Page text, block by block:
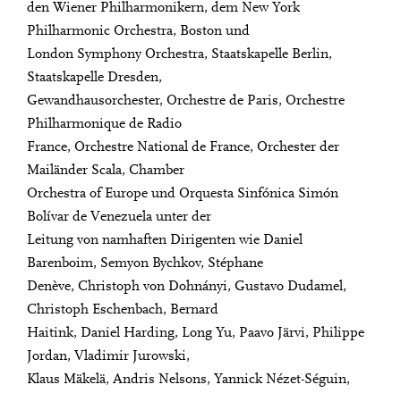
den Wiener Philharmonikern, dem New York
Philharmonic Orchestra, Boston und
London Symphony Orchestra, Staatskapelle Berlin,
Staatskapelle Dresden,
Gewandhausorchester, Orchestre de Paris, Orchestre
Philharmonique de Radio
France, Orchestre National de France, Orchester der
Mailänder Scala, Chamber
Orchestra of Europe und Orquesta Sinfónica Simón
Bolívar de Venezuela unter der
Leitung von namhaften Dirigenten wie Daniel
Barenboim, Semyon Bychkov, Stéphane
Denève, Christoph von Dohnányi, Gustavo Dudamel,
Christoph Eschenbach, Bernard
Haitink, Daniel Harding, Long Yu, Paavo Järvi, Philippe
Jordan, Vladimir Jurowski,
Klaus Mäkelä, Andris Nelsons, Yannick Nézet-Séguin,